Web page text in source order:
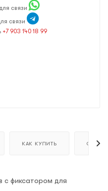
связи
связи
+7 903 140 18 99
КАК КУПИТЬ ОПЛАТА
с фиксатором для